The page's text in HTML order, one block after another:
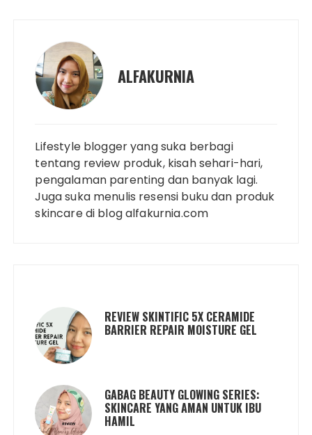
ALFAKURNIA
Lifestyle blogger yang suka berbagi
tentang review produk, kisah sehari-hari,
pengalaman parenting dan banyak lagi.
Juga suka menulis resensi buku dan produk
skincare di blog alfakurnia.com
REVIEW SKINTIFIC 5X CERAMIDE
BARRIER REPAIR MOISTURE GEL
GABAG BEAUTY GLOWING SERIES:
SKINCARE YANG AMAN UNTUK IBU
HAMIL